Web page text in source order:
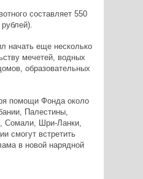
составляет 550
начать еще несколько
мечетей, водных
образовательных
помощи Фонда около
Палестины,
Сомали, Шри-Ланки,
смогут встретить
в новой нарядной